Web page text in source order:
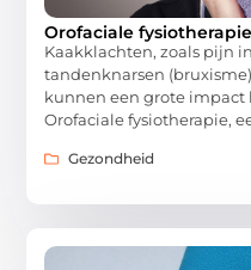
Orofaciale
Kaakklachten, zoals pijn
tandenknarsen
kunnen een grote impact
Orofaciale fysiotherapie,
Gezondheid